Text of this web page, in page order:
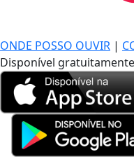
ONDE POSSO OUVIR |
Disponível